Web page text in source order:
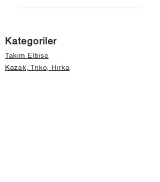
Kategoriler
Takım Elbise
Kazak, Triko, Hırka